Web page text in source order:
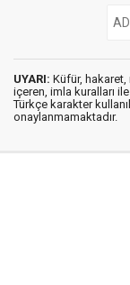
UYARI: Küfür, hakaret,
içeren, imla kuralları ile
Türkçe karakter
onaylanmamaktadır.